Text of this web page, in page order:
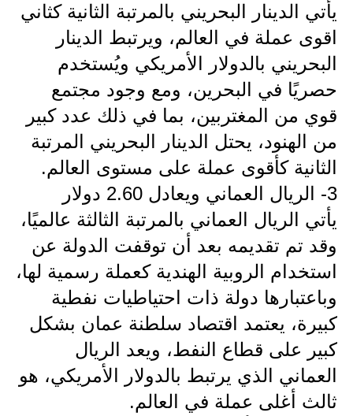
المرحلة الابتدائية
المرحلة المتوسطة
المرحلة الاعدادية
كتب مدرسية
المرحلة الابتدائية
المرحلة المتوسطة
المرحلة الاعدادية
ملازم دراسية
المرحلة الابتدائية
المرحلة المتوسطة
المرحلة الاعدادية
دروس
يأتي الدينار البحريني بالمرتبة الثانية كثاني
اقوى عملة في العالم، ويرتبط الدينار
البحريني بالدولار الأمريكي ويُستخدم
حصريًا في البحرين، ومع وجود مجتمع
قوي من المغتربين، بما في ذلك عدد كبير
من الهنود، يحتل الدينار البحريني المرتبة
الثانية كأقوى عملة على مستوى العالم.
3- الريال العماني ويعادل 2.60 دولار
يأتي الريال العماني بالمرتبة الثالثة عالميًا،
وقد تم تقديمه بعد أن توقفت الدولة عن
استخدام الروبية الهندية كعملة رسمية لها،
وباعتبارها دولة ذات احتياطيات نفطية
كبيرة، يعتمد اقتصاد سلطنة عمان بشكل
كبير على قطاع النفط، ويعد الريال
العماني الذي يرتبط بالدولار الأمريكي، هو
ثالث أغلى عملة في العالم.